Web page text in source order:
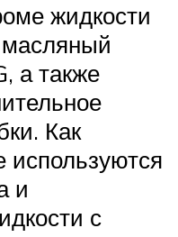
жидкости
а также
Как
используются
и
с